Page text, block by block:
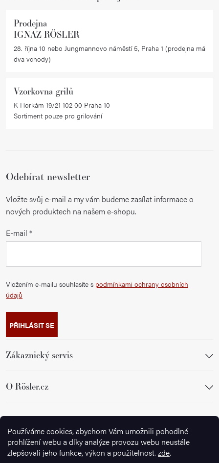
Používáme cookies, abychom Vám umožnili pohodlné
prohlížení webu a díky analýze provozu webu neustále
zlepšovali jeho funkce, výkon a použitelnost. zde.
Prodejna
IGNAZ RÖSLER
28. října 10 nebo Jungmannovo náměstí 5, Praha 1 (prodejna má
dva vchody)
Vzorkovna grilů
K Horkám 19/21 102 00 Praha 10
Sortiment pouze pro grilování
Odebírat newsletter
Vložte svůj e-mail a my vám budeme zasílat informace o
nových produktech na našem e-shopu.
E-mail
Vložením e-mailu souhlasíte s podmínkami ochrany osobních
údajů
PŘIHLÁSIT SE
Zákaznický servis
O Rösler.cz
Sledujte nás